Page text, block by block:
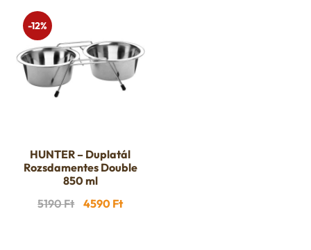
-12%
HUNTER – Duplatál
Rozsdamentes Double
850 ml
5190Ft Original
4590 FtCurrent